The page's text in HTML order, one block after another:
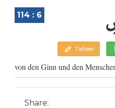
114 : 6
Tafseer
von den Ginn und den
Share: